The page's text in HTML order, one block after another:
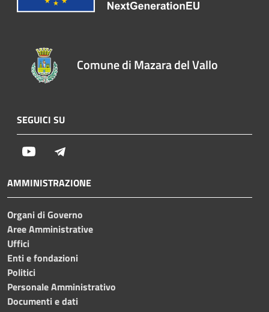
Comune di Mazara del Vallo
SEGUICI SU
Youtube
AMMINISTRAZIONE
Organi di Governo
Aree Amministrative
Uffici
Enti e fondazioni
Politici
Personale Amministrativo
Documenti e dati